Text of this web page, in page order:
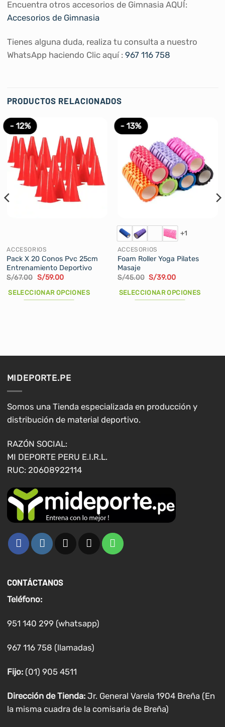
Encuentra otros accesorios de Gimnasia AQUÍ:
Accesorios de Gimnasia
Tienes alguna duda, realiza tu consulta a nuestro
WhatsApp haciendo Clic aquí : 967 116 758
PRODUCTOS RELACIONADOS
- 12%
ACCESORIOS
Pack X 20 Conos Pvc 25cm
Entrenamiento Deportivo
S/67.00 El
original
era:
S/59.00El
actual
es:
SELECCIONAR OPCIONES
se
pueden
elegir
en
página
de
producto
- 13%
+1
ACCESORIOS
Foam Roller Yoga Pilates
Masaje
S/45.00 El
original
era:
S/39.00El
actual
es:
SELECCIONAR OPCIONES
elegir
en
MIDEPORTE.PE
Somos una Tienda especializada en producción y
distribución de material deportivo.
RAZÓN SOCIAL:
MI DEPORTE PERU E.I.R.L.
RUC: 20608922114
CONTÁCTANOS
Teléfono:
951 140 299 (whatsapp)
967 116 758 (llamadas)
Fijo:(01) 905 4511
Dirección de Tienda: Jr. General Varela 1904 Breña (En
la misma cuadra de la comisaria de Breña)